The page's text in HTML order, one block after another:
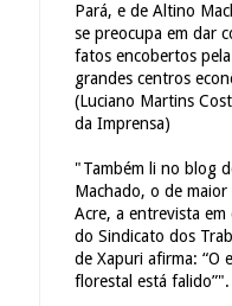
Pará, e de Altino
se preocupa em dar
fatos encobertos
grandes centros
(Luciano Martins
da Imprensa)
"Também li no blog
Machado, o de
Acre, a entrevista
do Sindicato dos
de Xapuri afirma: “O
florestal está